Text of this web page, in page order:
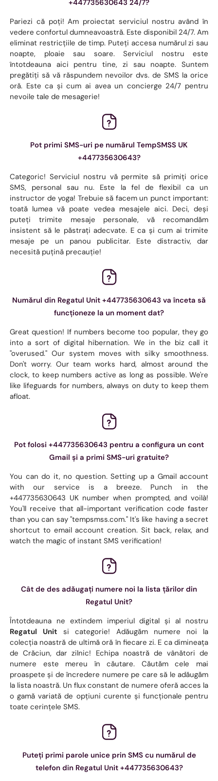
+447735630643 24/7?
Pariezi că poți! Am proiectat serviciul nostru având în
vedere confortul dumneavoastră. Este disponibil 24/7. Am
eliminat restricțiile de timp. Puteți accesa numărul zi sau
noapte, ploaie sau soare. Serviciul nostru este
întotdeauna aici pentru tine, zi sau noapte. Suntem
pregătiți să vă răspundem nevoilor dvs. de SMS la orice
oră. Este ca și cum ai avea un concierge 24/7 pentru
nevoile tale de mesagerie!
Pot primi SMS-uri pe numărul TempSMSS UK
+447735630643?
Categoric! Serviciul nostru vă permite să primiți orice
SMS, personal sau nu. Este la fel de flexibil ca un
instructor de yoga! Trebuie să facem un punct important:
toată lumea vă poate vedea mesajele aici. Deci, deși
puteți trimite mesaje personale, vă recomandăm
insistent să le păstrați adecvate. E ca și cum ai trimite
mesaje pe un panou publicitar. Este distractiv, dar
necesită puțină precauție!
Numărul din Regatul Unit +447735630643 va înceta să
funcționeze la un moment dat?
Great question! If numbers become too popular, they go
into a sort of digital hibernation. We in the biz call it
"overused." Our system moves with silky smoothness.
Don't worry. Our team works hard, almost around the
clock, to keep numbers active as long as possible. We're
like lifeguards for numbers, always on duty to keep them
afloat.
Pot folosi +447735630643 pentru a configura un cont
Gmail și a primi SMS-uri gratuite?
You can do it, no question. Setting up a Gmail account
with our service is a breeze. Punch in the
+447735630643 UK number when prompted, and voilà!
You'll receive that all-important verification code faster
than you can say "tempsmss.com." It's like having a secret
shortcut to email account creation. Sit back, relax, and
watch the magic of instant SMS verification!
Cât de des adăugați numere noi la lista țărilor din
Regatul Unit?
Întotdeauna ne extindem imperiul digital și al nostru
Regatul Unit si categorie! Adăugăm numere noi la
colecția noastră de ultimă oră în fiecare zi. E ca dimineața
de Crăciun, dar zilnic! Echipa noastră de vânători de
numere este mereu în căutare. Căutăm cele mai
proaspete și de încredere numere pe care să le adăugăm
la lista noastră. Un flux constant de numere oferă acces la
o gamă variată de opțiuni curente și funcționale pentru
toate cerințele SMS.
Puteți primi parole unice prin SMS cu numărul de
telefon din Regatul Unit +447735630643?